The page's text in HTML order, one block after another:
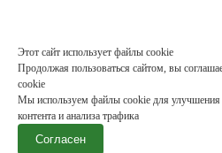
Этот сайт использует файлы cookie
Продолжая пользоваться сайтом, вы
cookie
Мы используем файлы cookie для улучшения
контента и анализа трафика
Согласен